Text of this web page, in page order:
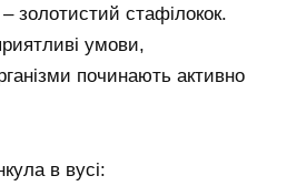
золотистий стафілокок.
умови,
починають активно
в вусі: